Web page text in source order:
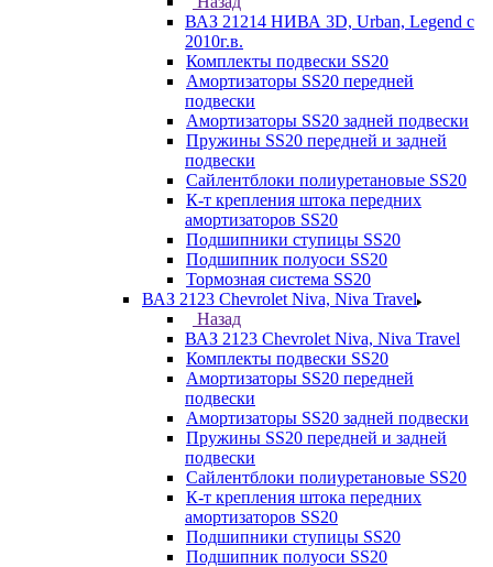
ВАЗ 21214 НИВА 3D, Urban, Legend c
2010г.в.
Комплекты подвески SS20
Амортизаторы SS20 передней
подвески
Амортизаторы SS20 задней подвески
Пружины SS20 передней и задней
подвески
Сайлентблоки полиуретановые SS20
К-т крепления штока передних
амортизаторов SS20
Подшипники ступицы SS20
Подшипник полуоси SS20
Тормозная система SS20
ВАЗ 2123 Chevrolet Niva, Niva Travel
Назад
ВАЗ 2123 Chevrolet Niva, Niva Travel
Комплекты подвески SS20
Амортизаторы SS20 передней
подвески
Амортизаторы SS20 задней подвески
Пружины SS20 передней и задней
подвески
Сайлентблоки полиуретановые SS20
К-т крепления штока передних
амортизаторов SS20
Подшипники ступицы SS20
Подшипник полуоси SS20